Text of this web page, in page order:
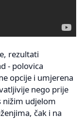
rezultati
- polovica
opcije i umjerena
nego prije
nižim udjelom
čak i na